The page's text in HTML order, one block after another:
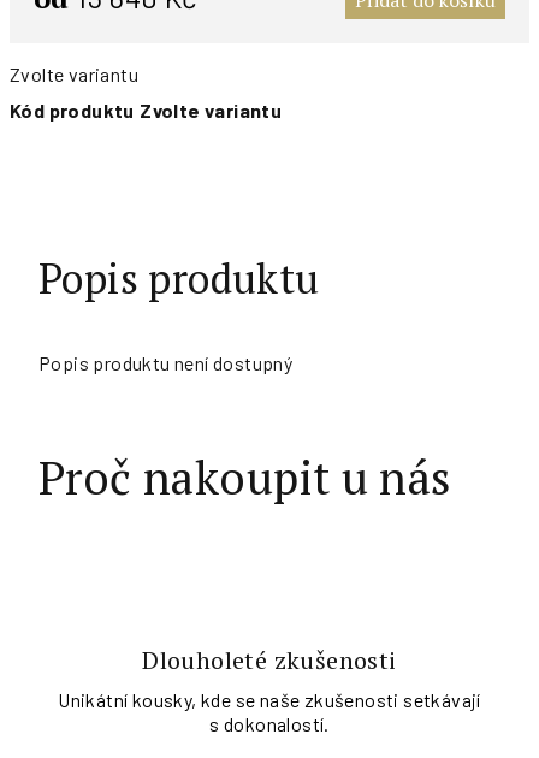
Zvolte variantu
Kód produktu Zvolte variantu
Popis produktu
Popis produktu není dostupný
Proč nakoupit u nás
Dlouholeté zkušenosti
Unikátní kousky, kde se naše zkušenosti setkávají
s dokonalostí.